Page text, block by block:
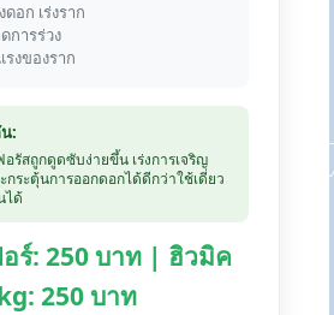
อก เร่งราก
การร่วง
รงของราก
:
รัสถูกดูดซับง่ายขึ้น เร่งการเจริญ
กระตุ้นการออกดอกได้ดีกว่าใช้เดี่ยว
ได้
อร์: 250 บาท | ฮิวมิค
250 บาท